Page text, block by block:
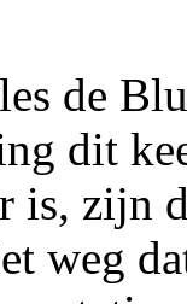
de
dit
zijn
weg